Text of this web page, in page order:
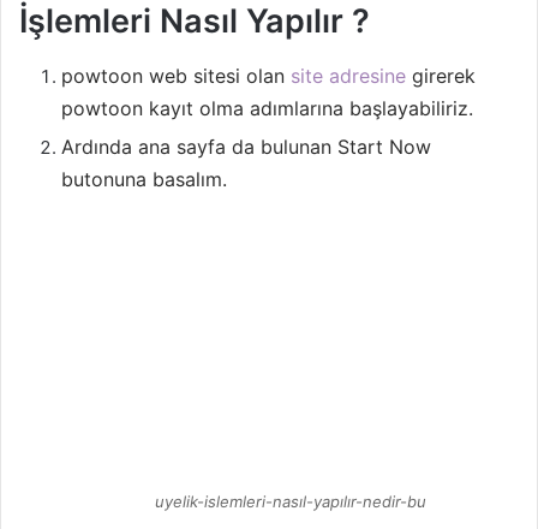
İşlemleri Nasıl Yapılır ?
powtoon web sitesi olan site adresine girerek
powtoon kayıt olma adımlarına başlayabiliriz.
Ardında ana sayfa da bulunan Start Now
butonuna basalım.
uyelik-islemleri-nasıl-yapılır-nedir-bu